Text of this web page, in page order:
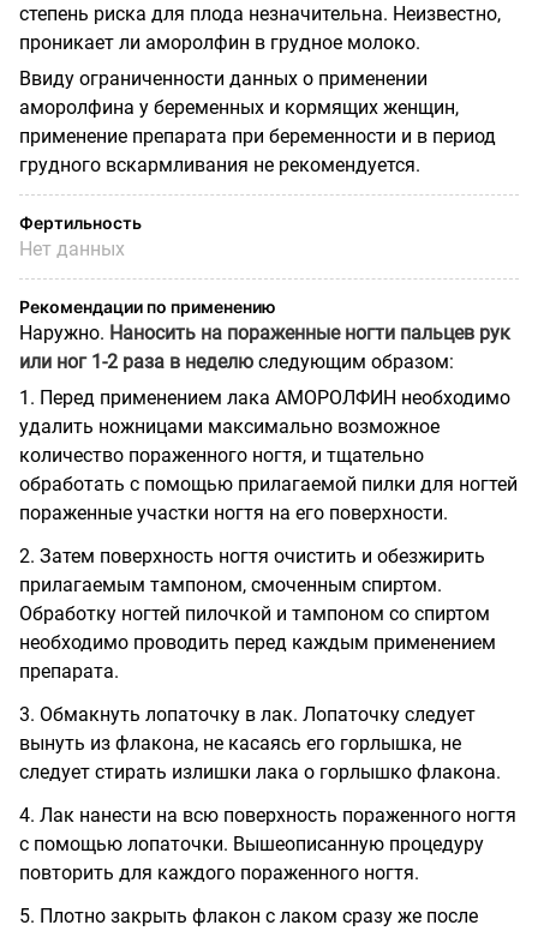
степень риска для плода незначительна. Неизвестно,
проникает ли аморолфин в грудное молоко.
Ввиду ограниченности данных о применении
аморолфина у беременных и кормящих женщин,
применение препарата при беременности и в период
грудного вскармливания не рекомендуется.
Фертильность
Нет данных
Рекомендации по применению
Наружно. Наносить на пораженные ногти пальцев рук
или ног 1-2 раза в неделю следующим образом:
1. Перед применением лака АМОРОЛФИН необходимо
удалить ножницами максимально возможное
количество пораженного ногтя, и тщательно
обработать с помощью прилагаемой пилки для ногтей
пораженные участки ногтя на его поверхности.
2. Затем поверхность ногтя очистить и обезжирить
прилагаемым тампоном, смоченным спиртом.
Обработку ногтей пилочкой и тампоном со спиртом
необходимо проводить перед каждым применением
препарата.
3. Обмакнуть лопаточку в лак. Лопаточку следует
вынуть из флакона, не касаясь его горлышка, не
следует стирать излишки лака о горлышко флакона.
4. Лак нанести на всю поверхность пораженного ногтя
с помощью лопаточки. Вышеописанную процедуру
повторить для каждого пораженного ногтя.
5. Плотно закрыть флакон с лаком сразу же после